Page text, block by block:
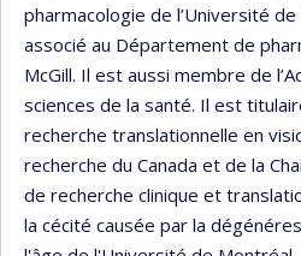
pharmacologie de l’Université
associé au Département de
McGill. Il est aussi membre de
sciences de la santé. Il est
recherche translationnelle en
recherche du Canada et de la
de recherche clinique et
la cécité causée par la